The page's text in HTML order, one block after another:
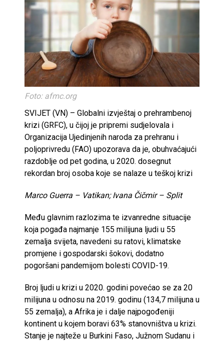
Foto: afmc.org
SVIJET (VN) – Globalni izvještaj o prehrambenoj
krizi (GRFC), u čijoj je pripremi sudjelovala i
Organizacija Ujedinjenih naroda za prehranu i
poljoprivredu (FAO) upozorava da je, obuhvaćajući
razdoblje od pet godina, u 2020. dosegnut
rekordan broj osoba koje se nalaze u teškoj krizi
Marco Guerra – Vatikan; Ivana Čičmir – Split
Među glavnim razlozima te izvanredne situacije
koja pogađa najmanje 155 milijuna ljudi u 55
zemalja svijeta, navedeni su ratovi, klimatske
promjene i gospodarski šokovi, dodatno
pogoršani pandemijom bolesti COVID-19.
Broj ljudi u krizi u 2020. godini povećao se za 20
milijuna u odnosu na 2019. godinu (134,7 milijuna u
55 zemalja), a Afrika je i dalje najpogođeniji
kontinent u kojem boravi 63% stanovništva u krizi.
Stanje je najteže u Burkini Faso, Južnom Sudanu i